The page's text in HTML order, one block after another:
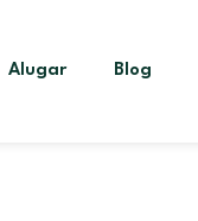
Alugar Blog